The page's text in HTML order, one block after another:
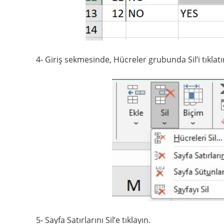
4- Giriş sekmesinde, Hücreler grubunda Sil’i
5- Sayfa Satırlarını Sil’e tıklayın.